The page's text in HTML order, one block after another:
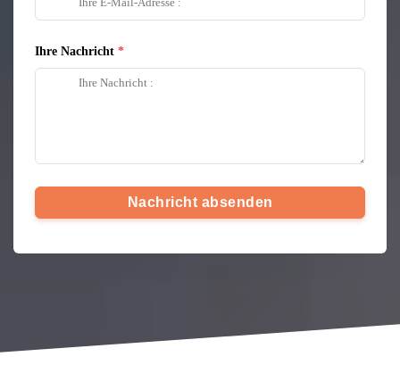
Ihre Nachricht
Nachricht absenden